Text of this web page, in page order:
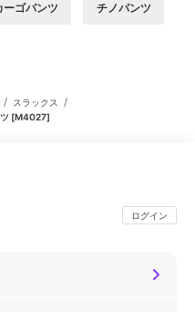
ーゴパンツ チノパンツ
/ スラックス /
ツ [M4027]
ログイン